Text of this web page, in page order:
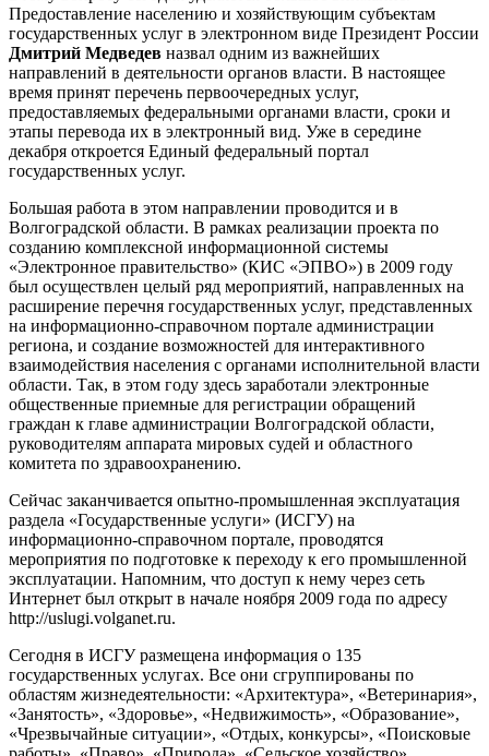
Предоставление населению и хозяйствующим субъектам
государственных услуг в электронном виде Президент России
Дмитрий Медведев назвал одним из важнейших
направлений в деятельности органов власти. В настоящее
время принят перечень первоочередных услуг,
предоставляемых федеральными органами власти, сроки и
этапы перевода их в электронный вид. Уже в середине
декабря откроется Единый федеральный портал
государственных услуг.
Большая работа в этом направлении проводится и в
Волгоградской области. В рамках реализации проекта по
созданию комплексной информационной системы
«Электронное правительство» (КИС «ЭПВО») в 2009 году
был осуществлен целый ряд мероприятий, направленных на
расширение перечня государственных услуг, представленных
на информационно-справочном портале администрации
региона, и создание возможностей для интерактивного
взаимодействия населения с органами исполнительной власти
области. Так, в этом году здесь заработали электронные
общественные приемные для регистрации обращений
граждан к главе администрации Волгоградской области,
руководителям аппарата мировых судей и областного
комитета по здравоохранению.
Сейчас заканчивается опытно-промышленная эксплуатация
раздела «Государственные услуги» (ИСГУ) на
информационно-справочном портале, проводятся
мероприятия по подготовке к переходу к его промышленной
эксплуатации. Напомним, что доступ к нему через сеть
Интернет был открыт в начале ноября 2009 года по адресу
http://uslugi.volganet.ru.
Сегодня в ИСГУ размещена информация о 135
государственных услугах. Все они сгруппированы по
областям жизнедеятельности: «Архитектура», «Ветеринария»,
«Занятость», «Здоровье», «Недвижимость», «Образование»,
«Чрезвычайные ситуации», «Отдых, конкурсы», «Поисковые